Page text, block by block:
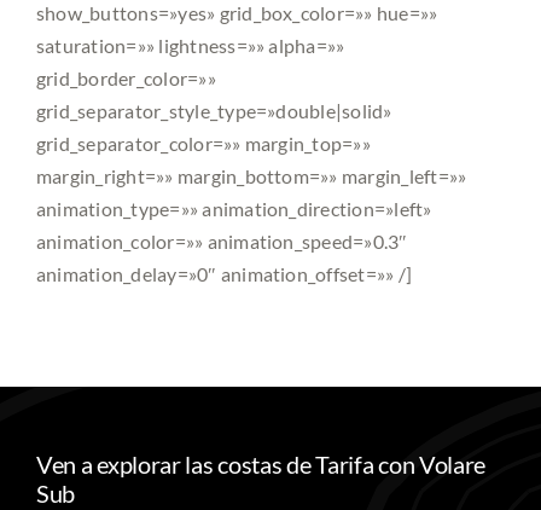
show_buttons=»yes» grid_box_color=»» hue=»»
saturation=»» lightness=»» alpha=»»
grid_border_color=»»
grid_separator_style_type=»double|solid»
grid_separator_color=»» margin_top=»»
margin_right=»» margin_bottom=»» margin_left=»»
animation_type=»» animation_direction=»left»
animation_color=»» animation_speed=»0.3″
animation_delay=»0″ animation_offset=»» /]
Ven a explorar las costas de Tarifa con Volare
Sub